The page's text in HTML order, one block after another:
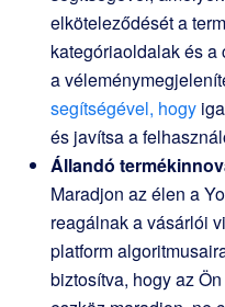
elköteleződését a
kategóriaoldalak és
a
segítségével, hogy
és javítsa a
Állandó
Maradjon az élen a
reagálnak a vásárlói
platform
biztosítva, hogy az